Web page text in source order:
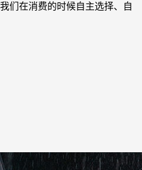
们在消费的时候自主选择、自